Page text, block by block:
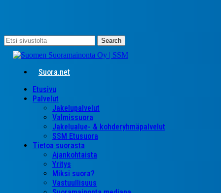
content
Search
Close
Search
Suora.net
search
Menu
Etusivu
Palvelut
Jakelupalvelut
Valmissuora
Jakelualue- & kohderyhmäpalvelut
SSM Etusuora
Tietoa suorasta
Ajankohtaista
Yritys
Miksi suora?
Vastuullisuus